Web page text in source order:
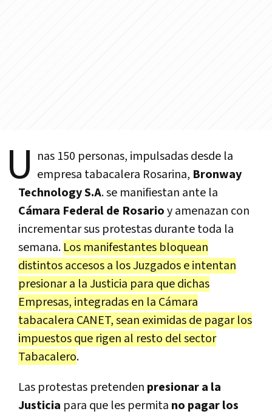
U nas 150 personas, impulsadas desde la
empresa tabacalera Rosarina, Bronway
Technology S.A. se manifiestan ante la
Cámara Federal de Rosarioy amenazan con
incrementar sus protestas durante toda la
semana. Los manifestantes bloquean
distintos accesos a los Juzgados e intentan
presionar a la Justicia para que dichas
Empresas, integradas en la Cámara
tabacalera CANET, sean eximidas de pagar los
impuestos que rigen al resto del sector
Tabacalero.
Las protestas pretenden presionar a la
Justicia para que les permita no pagar los